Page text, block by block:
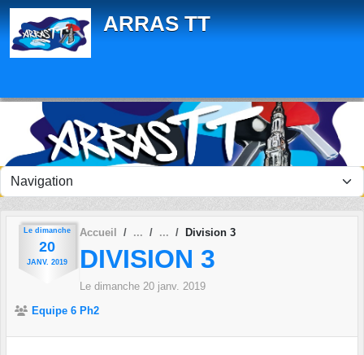
ARRAS TT
Le dimanche
20
JANV. 2019
Accueil Division 3
DIVISION 3
Le dimanche 20 janv. 2019
Equipe 6 Ph2
Panneau de gestion des cookies